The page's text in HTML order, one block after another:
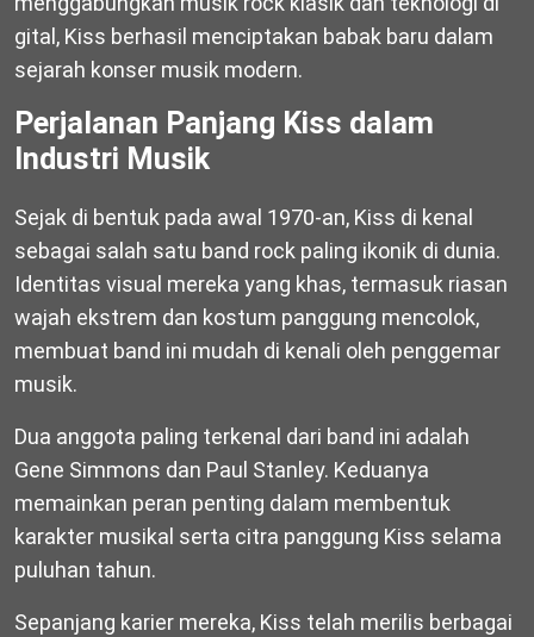
gital, Kiss berhasil menciptakan babak baru dalam
sejarah konser musik modern.
Perjalanan Panjang Kiss dalam
Industri Musik
Sejak di bentuk pada awal 1970-an, Kiss di kenal
sebagai salah satu band rock paling ikonik di dunia.
Identitas visual mereka yang khas, termasuk riasan
wajah ekstrem dan kostum panggung mencolok,
membuat band ini mudah di kenali oleh penggemar
musik.
Dua anggota paling terkenal dari band ini adalah
Gene Simmons dan Paul Stanley. Keduanya
memainkan peran penting dalam membentuk
karakter musikal serta citra panggung Kiss selama
puluhan tahun.
Sepanjang karier mereka, Kiss telah merilis berbagai